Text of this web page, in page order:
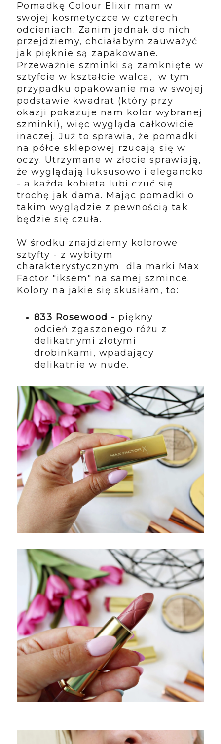
Pomadkę Colour Elixir mam w
swojej kosmetyczce w czterech
odcieniach. Zanim jednak do nich
przejdziemy, chciałabym zauważyć
jak pięknie są zapakowane.
Przeważnie szminki są zamknięte w
sztyfcie w kształcie walca, w tym
przypadku opakowanie ma w swojej
podstawie kwadrat (który przy
okazji pokazuje nam kolor wybranej
szminki), więc wygląda całkowicie
inaczej. Już to sprawia, że pomadki
na półce sklepowej rzucają się w
oczy. Utrzymane w złocie sprawiają,
że wyglądają luksusowo i elegancko
- a każda kobieta lubi czuć się
trochę jak dama. Mając pomadki o
takim wyglądzie z pewnością tak
będzie się czuła.
W środku znajdziemy kolorowe
sztyfty - z wybitym
charakterystycznym dla marki Max
Factor "iksem" na samej szmince.
Kolory na jakie się skusiłam, to:
833 Rosewood - piękny
odcień zgaszonego różu z
delikatnymi złotymi
drobinkami, wpadający
delikatnie w nude.